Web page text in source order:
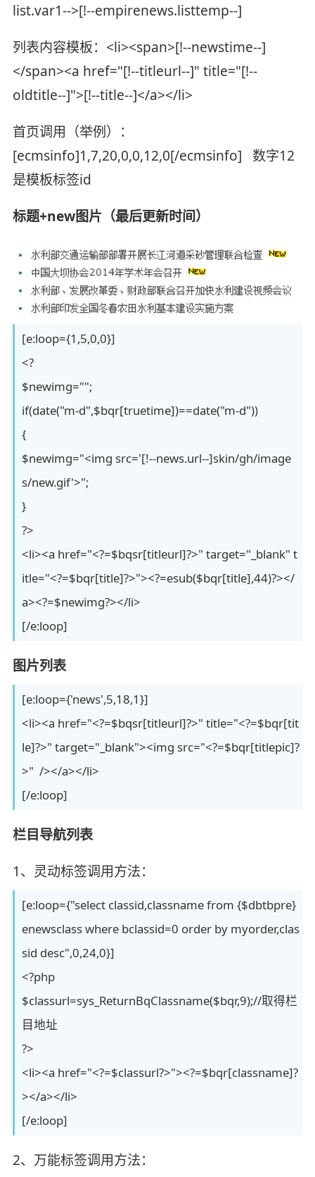
list.var1-->[!--empirenews.listtemp--]
列表内容模板：<li><span>[!--newstime--]
</span><a href="[!--titleurl--]" title="[!--
oldtitle--]">[!--title--]</a></li>
首页调用（举例）：
[ecmsinfo]1,7,20,0,0,12,0[/ecmsinfo] 数字12
是模板标签id
标题+new图片（最后更新时间）
[e:loop={1,5,0,0}]
<?
$newimg="";
if(date("m-d",$bqr[truetime])==date("m-d"))
{
$newimg="<img src='[!--news.url--]skin/gh/image
s/new.gif'>";
}
?>
<li><a href="<?=$bqsr[titleurl]?>" target="_blank" t
itle="<?=$bqr[title]?>"><?=esub($bqr[title],44)?></
a><?=$newimg?></li>
[/e:loop]
图片列表
[e:loop={'news',5,18,1}]
<li><a href="<?=$bqsr[titleurl]?>" title="<?=$bqr[tit
le]?>" target="_blank"><img src="<?=$bqr[titlepic]?
>" /></a></li>
[/e:loop]
栏目导航列表
1、灵动标签调用方法：
[e:loop={"select classid,classname from {$dbtbpre}
enewsclass where bclassid=0 order by myorder,clas
sid desc",0,24,0}]
<?php
$classurl=sys_ReturnBqClassname($bqr,9);//取得栏
目地址
?>
<li><a href="<?=$classurl?>"><?=$bqr[classname]?
></a></li>
[/e:loop]
2、万能标签调用方法：